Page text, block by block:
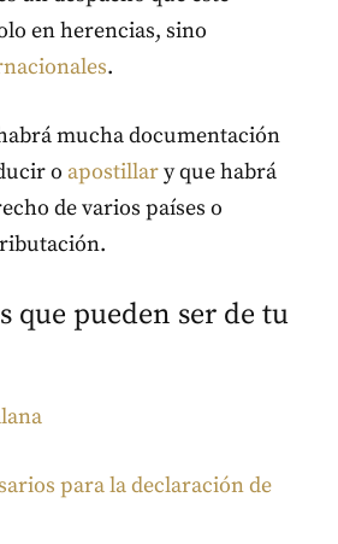
en herencias, sino
.
mucha documentación
o apostillary que habrá
de varios países o
que pueden ser de tu
para la declaración de